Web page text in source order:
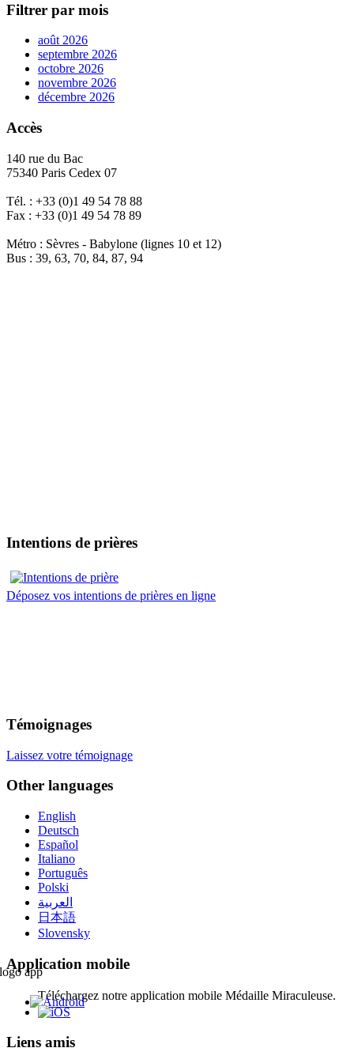
Filtrer par mois
août 2026
septembre 2026
octobre 2026
novembre 2026
décembre 2026
Accès
140 rue du Bac
75340 Paris Cedex 07
Tél. : +33 (0)1 49 54 78 88
Fax : +33 (0)1 49 54 78 89
Métro : Sèvres - Babylone (lignes 10 et 12)
Bus : 39, 63, 70, 84, 87, 94
Intentions de prières
Déposez vos intentions de prières en ligne
Témoignages
Laissez votre témoignage
Other languages
English
Deutsch
Español
Italiano
Português
Polski
العربية
日本語
Slovensky
Application mobile
Téléchargez notre application mobile Médaille Miraculeuse.
Liens amis